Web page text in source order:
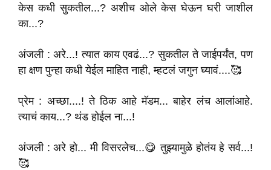
केस कधी सुकतील...? अशीच ओले केस घेऊन घरी जाशील
का...?
अंजली : अरे...! त्यात काय एवढं...? सुकतील ते जाईपर्यंत, पण
हा क्षण पुन्हा कधी येईल माहित नाही, म्हटलं जगुन घ्यावं....🥰
प्रेम : अच्छा....! ते ठिक आहे मॅडम... बाहेर लंच आलांआहे.
त्याचं काय...? थंड होईल ना...!
अंजली : अरे हो... मी विसरलेच...😋 तुझ्यामुळे होतंय हे सर्व...!
🥰